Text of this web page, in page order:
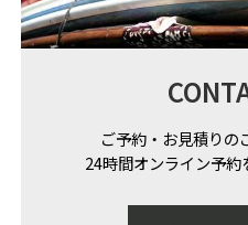
ご予約・お見積りの
24時間オンライン予約